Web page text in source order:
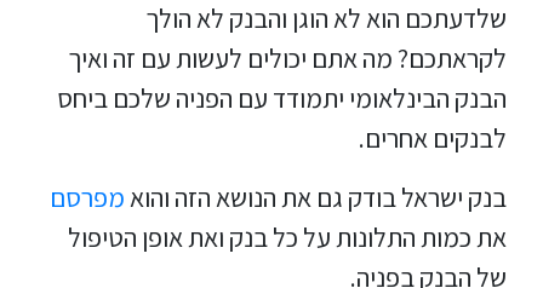
שלדעתכם הוא לא הוגן והבנק לא הולך
לקראתכם? מה אתם יכולים לעשות עם זה ואיך
הבנק הבינלאומי יתמודד עם הפניה שלכם ביחס
לבנקים אחרים.
בנק ישראל בודק גם את הנושא הזה והואמפרסם
את כמות התלונות על כל בנק ואת אופן הטיפול
של הבנק בפניה.